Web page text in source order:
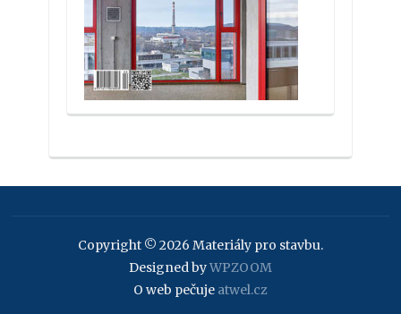
Copyright © 2026 Materiály pro stavbu.
Designed byWPZOOM
O web pečuje atwel.cz